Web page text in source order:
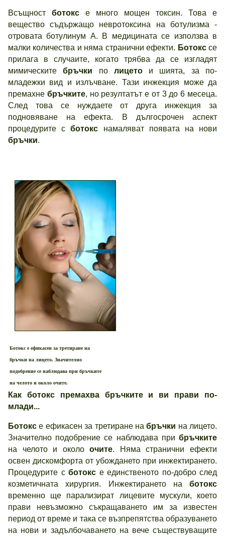
Всъщност ботокс е много мощен токсин. Това е
вещество съдържащо невротоксина на ботулизма -
отровата ботулинум А. В медицината се използва в
малки количества и няма странични ефекти. Ботокссе
прилага в случаите, когато трябва да се изгладят
мимическитебръчки по лицетои шията, за по-
младежки вид и излъчване. Тази инжекция може да
премахне бръчките, но резултатът е от 3 до 6 месеца.
След това се нуждаете от друга инжекция за
подновяване на ефекта. В дългосрочен аспект
процедурите сботокс намаляват появата на нови
бръчки.
Ботокс е ефикасен за третиране на
бръчки на лицето. Значително
подобрение се наблюдава при бръчките
на челото и около очите.
Как ботокс премахва бръчките и ви прави по-
млади...
Ботокс е ефикасен за третиране набръчки на лицето.
Значително подобрение се наблюдава при бръчките
на челото и околоочите. Няма странични ефекти
освен дискомфорта от убождането при инжектирането.
Процедурите с ботокс е единственото по-добро след
козметичната хирургия. Инжектирането на ботокс
временно ще парализират лицевите мускули, което
прави невъзможно съкращаването им за известен
период от време и така се възпрепятства образуването
на нови и задълбочаването на вече съществуващите